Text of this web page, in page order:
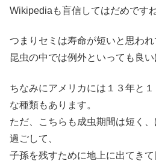
Wikipediaも盲信してはだめですね
つまりセミは寿命が短いと思われ
昆虫の中では例外といっても良い
ちなみにアメリカには１３年と
な種類もあります。
ただ、こちらも成虫期間は短く
過ごして、
子孫を残すために地上に出てき